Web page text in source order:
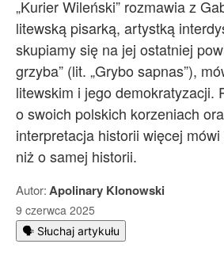
„Kurier Wileński” rozmawia z
litewską pisarką, artystką
skupiamy się na jej ostatniej
grzyba” (lit. „Grybo sapnas”),
litewskim i jego demokratyzacji.
o swoich polskich korzeniach
interpretacja historii więcej
niż o samej historii.
Autor:Apolinary Klonowski
9 czerwca 2025
🗣️ Słuchaj artykułu